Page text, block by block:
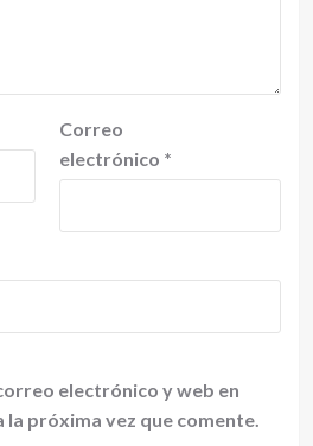
Correo
electrónico *
electrónico y web en
próxima vez que comente.